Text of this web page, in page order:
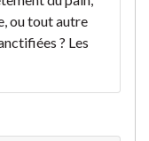
ou tout autre
? Les